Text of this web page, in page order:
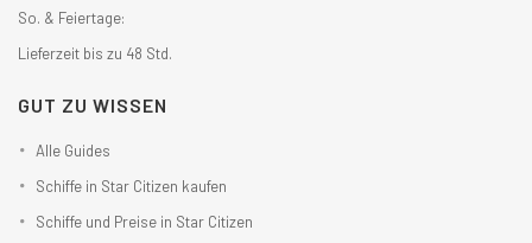
So. & Feiertage:
Lieferzeit bis zu 48 Std.
GUT ZU WISSEN
Alle Guides
Schiffe in Star Citizen kaufen
Schiffe und Preise in Star Citizen